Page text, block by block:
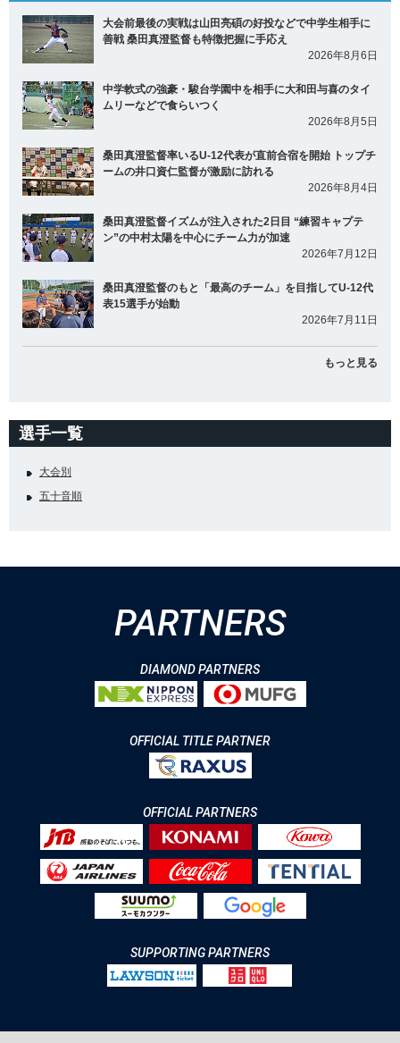
大会前最後の実戦は山田亮碩の好投などで中学生相手に
善戦 桑田真澄監督も特徴把握に手応え
2026年8月6日
中学軟式の強豪・駿台学園中を相手に大和田与喜のタイ
ムリーなどで食らいつく
2026年8月5日
桑田真澄監督率いるU-12代表が直前合宿を開始 トップチ
ームの井口資仁監督が激励に訪れる
2026年8月4日
桑田真澄監督イズムが注入された2日目 “練習キャプテ
ン”の中村太陽を中心にチーム力が加速
2026年7月12日
桑田真澄監督のもと「最高のチーム」を目指してU-12代
表15選手が始動
2026年7月11日
もっと見る
選手一覧
大会別
五十音順
PARTNERS
DIAMOND PARTNERS
OFFICIAL TITLE PARTNER
OFFICIAL PARTNERS
SUPPORTING PARTNERS